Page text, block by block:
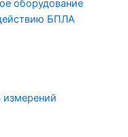
оборудование
БПЛА
измерений